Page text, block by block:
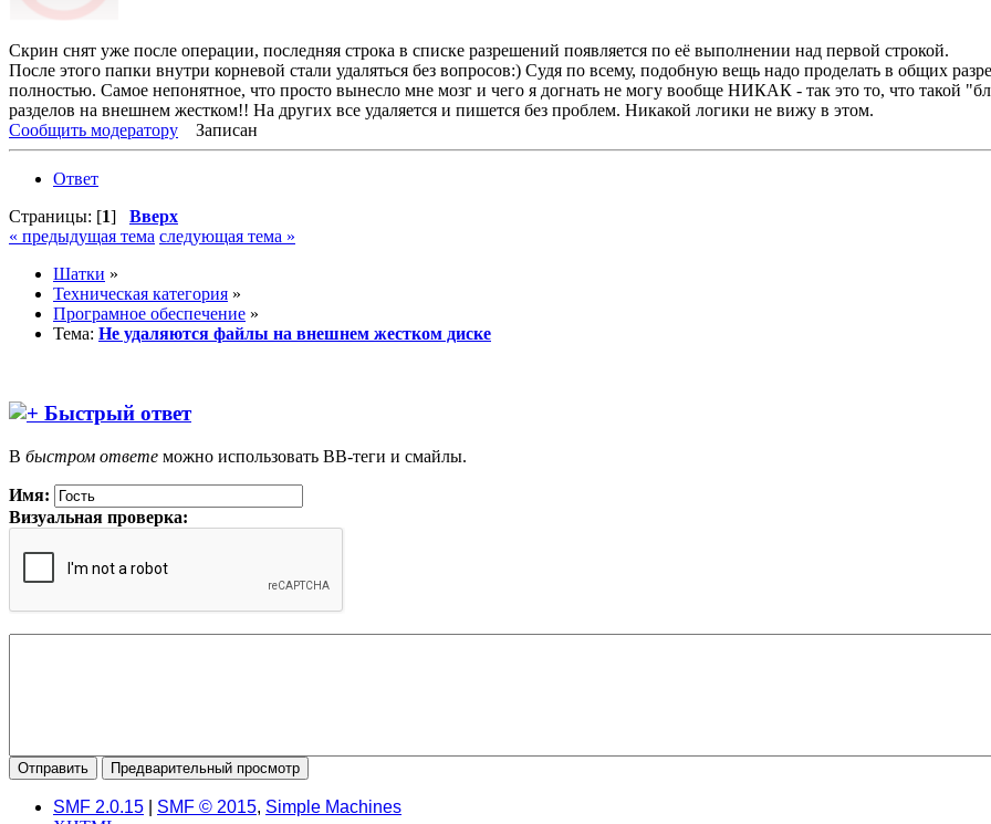
Скрин снят уже после операции, последняя строка в списке разрешений появляется по её выполнении над первой строкой.
После этого папки внутри корневой стали удаляться без вопросов:) Судя по всему, подобную вещь надо проделать в общих
полностью. Самое непонятное, что просто вынесло мне мозг и чего я догнать не могу вообще НИКАК - так это то, что такой
разделов на внешнем жестком!! На других все удаляется и пишется без проблем. Никакой логики не вижу в этом.
Сообщить модератору
Записан
Ответ
Страницы: [1] Вверх
« предыдущая тема следующая тема »
Шатки »
Техническая категория »
Програмное обеспечение »
Тема: Не удаляются файлы на внешнем жестком диске
Быстрый ответ
В быстром ответе можно использовать BB-теги и смайлы.
Имя:
Визуальная проверка:
SMF 2.0.15 SMF © 2015, Simple Machines